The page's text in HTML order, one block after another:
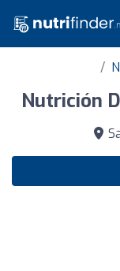
Nutrición